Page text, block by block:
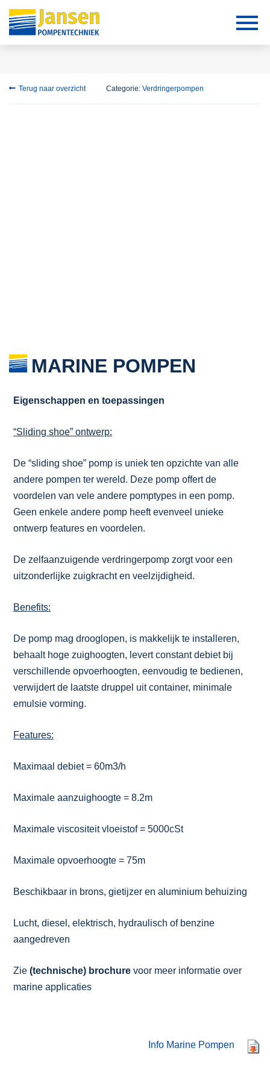
Terug naar overzicht Categorie: Verdringerpompen
MARINE POMPEN
Eigenschappen en toepassingen
“Sliding shoe” ontwerp:
De “sliding shoe” pomp is uniek ten opzichte van alle
andere pompen ter wereld. Deze pomp offert de
voordelen van vele andere pomptypes in een pomp.
Geen enkele andere pomp heeft evenveel unieke
ontwerp features en voordelen.
De zelfaanzuigende verdringerpomp zorgt voor een
uitzonderlijke zuigkracht en veelzijdigheid.
Benefits:
De pomp mag drooglopen, is makkelijk te installeren,
behaalt hoge zuighoogten, levert constant debiet bij
verschillende opvoerhoogten, eenvoudig te bedienen,
verwijdert de laatste druppel uit container, minimale
emulsie vorming.
Features:
Maximaal debiet = 60m3/h
Maximale aanzuighoogte = 8.2m
Maximale viscositeit vloeistof = 5000cSt
Maximale opvoerhoogte = 75m
Beschikbaar in brons, gietijzer en aluminium behuizing
Lucht, diesel, elektrisch, hydraulisch of benzine
aangedreven
Zie (technische) brochure voor meer informatie over
marine applicaties
Info Marine Pompen